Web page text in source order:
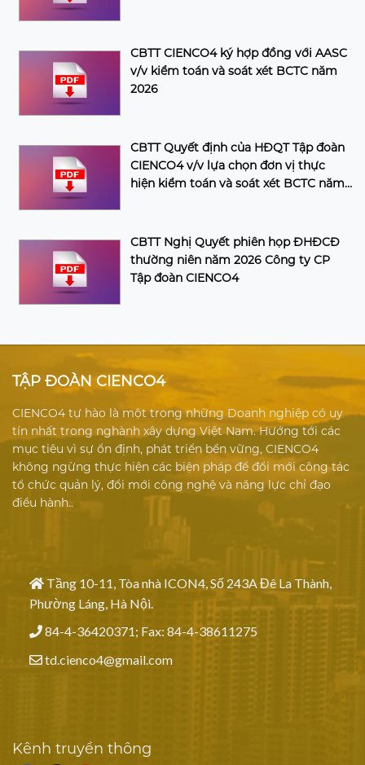
CBTT CIENCO4 ký hợp đồng với AASC
v/v kiểm toán và soát xét BCTC năm
2026
CBTT Quyết định của HĐQT Tập đoàn
CIENCO4 v/v lựa chọn đơn vị thực
hiện kiểm toán và soát xét BCTC năm
CBTT Nghị Quyết phiên họp ĐHĐCĐ
thường niên năm 2026 Công ty CP
Tập đoàn CIENCO4
TẬP ĐOÀN CIENCO4
CIENCO4 tự hào là một trong những Doanh nghiệp có uy
tín nhất trong nghành xây dựng Việt Nam. Hướng tới các
mục tiêu vì sự ổn định, phát triển bền vững, CIENCO4
không ngừng thực hiện các biện pháp để đổi mới công tác
tổ chức quản lý, đổi mới công nghệ và năng lực chỉ đạo
điều hành..
Tầng 10-11, Tòa nhà ICON4, Số 243A Đê La Thành,
Phường Láng, Hà Nội.
84-4-36420371; Fax: 84-4-38611275
td.cienco4@gmail.com
Kênh truyền thông